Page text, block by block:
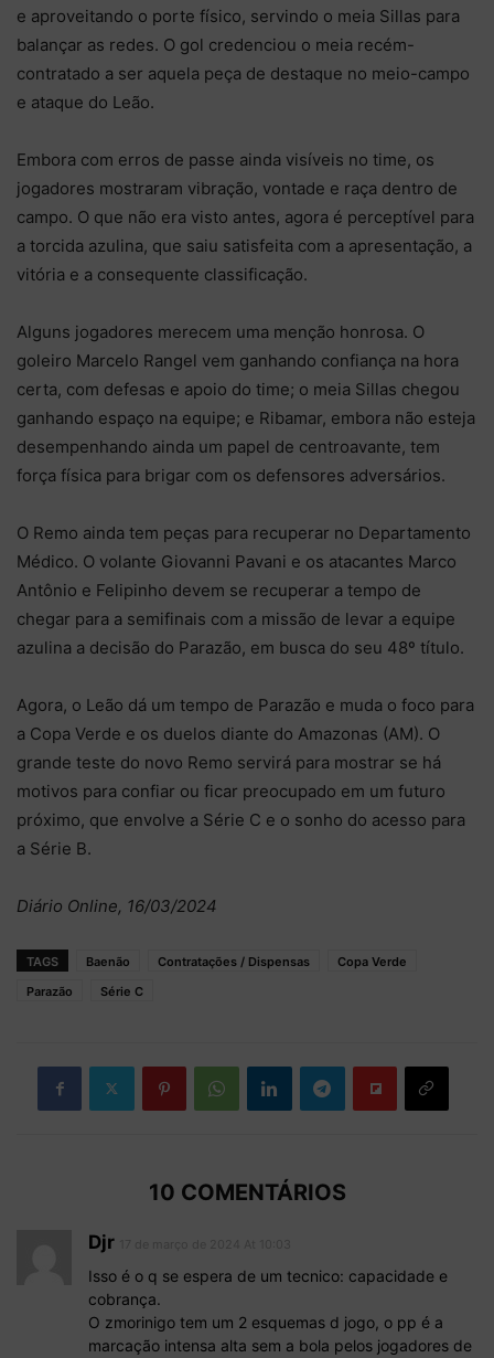
e aproveitando o porte físico, servindo o meia Sillas para
balançar as redes. O gol credenciou o meia recém-
contratado a ser aquela peça de destaque no meio-campo
e ataque do Leão.
Embora com erros de passe ainda visíveis no time, os
jogadores mostraram vibração, vontade e raça dentro de
campo. O que não era visto antes, agora é perceptível para
a torcida azulina, que saiu satisfeita com a apresentação, a
vitória e a consequente classificação.
Alguns jogadores merecem uma menção honrosa. O
goleiro Marcelo Rangel vem ganhando confiança na hora
certa, com defesas e apoio do time; o meia Sillas chegou
ganhando espaço na equipe; e Ribamar, embora não esteja
desempenhando ainda um papel de centroavante, tem
força física para brigar com os defensores adversários.
O Remo ainda tem peças para recuperar no Departamento
Médico. O volante Giovanni Pavani e os atacantes Marco
Antônio e Felipinho devem se recuperar a tempo de
chegar para a semifinais com a missão de levar a equipe
azulina a decisão do Parazão, em busca do seu 48º título.
Agora, o Leão dá um tempo de Parazão e muda o foco para
a Copa Verde e os duelos diante do Amazonas (AM). O
grande teste do novo Remo servirá para mostrar se há
motivos para confiar ou ficar preocupado em um futuro
próximo, que envolve a Série C e o sonho do acesso para
a Série B.
Diário Online, 16/03/2024
TAGS Baenão Contratações / Dispensas
Copa Verde
Parazão
Série C
10 COMENTÁRIOS
Djr
Isso é o q se espera de um tecnico: capacidade e
cobrança.
O zmorinigo tem um 2 esquemas d jogo, o pp é a
marcação intensa alta sem a bola pelos jogadores de